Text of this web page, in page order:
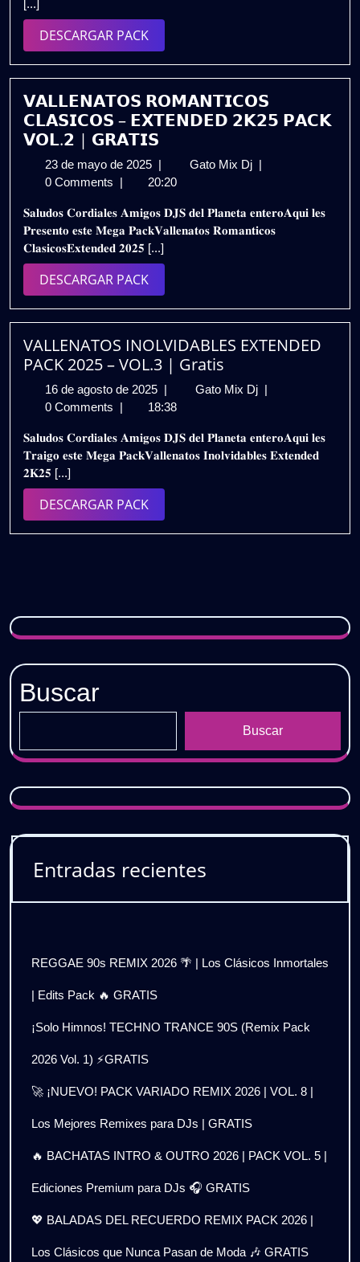
[...]
DESCARGAR PACKDESCARGAR
PACK
𝗩𝗔𝗟𝗟𝗘𝗡𝗔𝗧𝗢𝗦 𝗥𝗢𝗠𝗔𝗡𝗧𝗜𝗖𝗢𝗦
𝗖𝗟𝗔𝗦𝗜𝗖𝗢𝗦 – 𝗘𝗫𝗧𝗘𝗡𝗗𝗘𝗗 𝟮𝗞𝟮𝟱 𝗣𝗔𝗖𝗞
𝗩𝗢𝗟.𝟮 | 𝗚𝗥𝗔𝗧𝗜𝗦
23 de mayo de 2025 23
de
de
2025
| Gato Mix Dj 𝗩𝗔𝗟𝗟𝗘𝗡𝗔𝗧𝗢𝗦
–
𝗘𝗫𝗧𝗘𝗡𝗗𝗘𝗗
𝗚𝗥𝗔𝗧𝗜𝗦
|
0 Comments | 20:20
𝐒𝐚𝐥𝐮𝐝𝐨𝐬 𝐂𝐨𝐫𝐝𝐢𝐚𝐥𝐞𝐬 𝐀𝐦𝐢𝐠𝐨𝐬 𝐃𝐉𝐒 𝐝𝐞𝐥 𝐏𝐥𝐚𝐧𝐞𝐭𝐚 𝐞𝐧𝐭𝐞𝐫𝐨𝐀𝐪𝐮𝐢 𝐥𝐞𝐬
𝐏𝐫𝐞𝐬𝐞𝐧𝐭𝐨 𝐞𝐬𝐭𝐞 𝐌𝐞𝐠𝐚 𝐏𝐚𝐜𝐤𝐕𝐚𝐥𝐥𝐞𝐧𝐚𝐭𝐨𝐬 𝐑𝐨𝐦𝐚𝐧𝐭𝐢𝐜𝐨𝐬
𝐂𝐥𝐚𝐬𝐢𝐜𝐨𝐬𝐄𝐱𝐭𝐞𝐧𝐝𝐞𝐝 𝟐𝟎𝟐𝟓 [...]
DESCARGAR PACKDESCARGAR
PACK
VALLENATOS INOLVIDABLES EXTENDED
PACK 2025 – VOL.3 | Gratis
16 de agosto de 2025 16
de
de
2025
| Gato Mix Dj VALLENATOS
PACK
2025
|
0 Comments | 18:38
𝐒𝐚𝐥𝐮𝐝𝐨𝐬 𝐂𝐨𝐫𝐝𝐢𝐚𝐥𝐞𝐬 𝐀𝐦𝐢𝐠𝐨𝐬 𝐃𝐉𝐒 𝐝𝐞𝐥 𝐏𝐥𝐚𝐧𝐞𝐭𝐚 𝐞𝐧𝐭𝐞𝐫𝐨𝐀𝐪𝐮𝐢 𝐥𝐞𝐬
𝐓𝐫𝐚𝐢𝐠𝐨 𝐞𝐬𝐭𝐞 𝐌𝐞𝐠𝐚 𝐏𝐚𝐜𝐤𝐕𝐚𝐥𝐥𝐞𝐧𝐚𝐭𝐨𝐬 𝐈𝐧𝐨𝐥𝐯𝐢𝐝𝐚𝐛𝐥𝐞𝐬 𝐄𝐱𝐭𝐞𝐧𝐝𝐞𝐝
𝟐𝐊𝟐𝟓 [...]
DESCARGAR PACKDESCARGAR
PACK
Buscar
Buscar
Entradas recientes
REGGAE 90s REMIX 2026 🌴 | Los Clásicos Inmortales
| Edits Pack 🔥 GRATIS
¡Solo Himnos! TECHNO TRANCE 90S (Remix Pack
2026 Vol. 1) ⚡GRATIS
🚀 ¡NUEVO! PACK VARIADO REMIX 2026 | VOL. 8 |
Los Mejores Remixes para DJs | GRATIS
🔥 BACHATAS INTRO & OUTRO 2026 | PACK VOL. 5 |
Ediciones Premium para DJs 🎧 GRATIS
💖 BALADAS DEL RECUERDO REMIX PACK 2026 |
Los Clásicos que Nunca Pasan de Moda 🎶 GRATIS